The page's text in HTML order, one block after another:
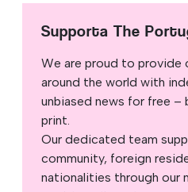
Supporta The
We are proud to provide
around the world with
unbiased news for free –
print.
Our dedicated team
community, foreign
nationalities through our